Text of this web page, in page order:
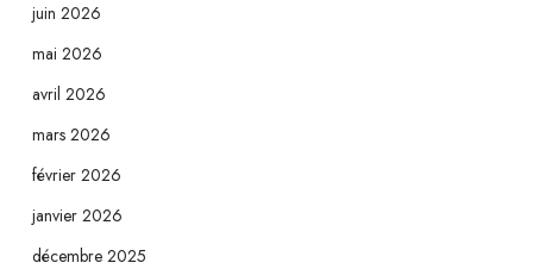
juin 2026
mai 2026
avril 2026
mars 2026
février 2026
janvier 2026
décembre 2025